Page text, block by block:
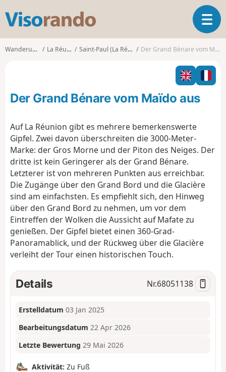
s
o
o
T
o
g
l
n
t
Wanderungen La Réunion Saint-Paul (La Réunion) Der Grand Bénare vom Maïdo aus
Der Grand Bénare vom Maïdo aus
Auf La Réunion gibt es mehrere bemerkenswerte
Gipfel. Zwei davon überschreiten die 3000-Meter-
Marke: der Gros Morne und der Piton des Neiges. Der
dritte ist kein Geringerer als der Grand Bénare.
Letzterer ist von mehreren Punkten aus erreichbar.
Die Zugänge über den Grand Bord und die Glacière
sind am einfachsten. Es empfiehlt sich, den Hinweg
über den Grand Bord zu nehmen, um vor dem
Eintreffen der Wolken die Aussicht auf Mafate zu
genießen. Der Gipfel bietet einen 360-Grad-
Panoramablick, und der Rückweg über die Glacière
verleiht der Tour einen historischen Touch.
Details Nr.68051138
Erstelldatum 03 Jan 2025
Bearbeitungsdatum 22 Apr 2026
Letzte Bewertung 29 Mai 2026
Aktivität: Zu Fuß